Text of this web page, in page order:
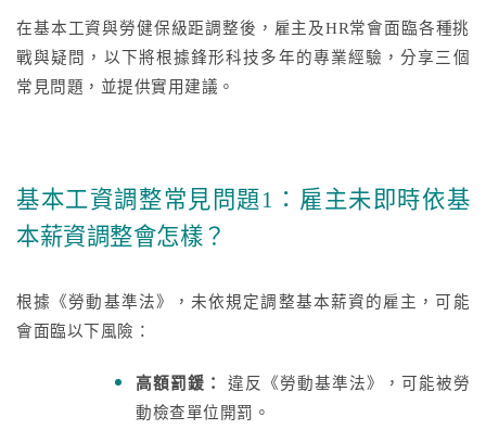
在基本工資與勞健保級距調整後，雇主及HR常會面臨各種挑
戰與疑問，以下將根據鋒形科技多年的專業經驗，分享三個
常見問題，並提供實用建議。
基本工資調整常見問題1：雇主未即時依基
本薪資調整會怎樣？
根據《勞動基準法》，未依規定調整基本薪資的雇主，可能
會面臨以下風險：
高額罰鍰： 違反《勞動基準法》，可能被勞
動檢查單位開罰。